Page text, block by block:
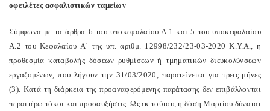
οφειλέτες ασφαλιστικών ταμείων
Σύμφωνα με τα άρθρα 6 του υποκεφαλαίου Α.1 και 5 του υποκεφαλαίου
Α.2 του Κεφαλαίου Α΄ της υπ. αριθμ. 12998/232/23-03-2020 Κ.Υ.Α., η
προθεσμία καταβολής δόσεων ρυθμίσεων ή τμηματικών διευκολύνσεων
εργαζομένων, που λήγουν την 31/03/2020, παρατείνεται για τρεις μήνες
(3). Κατά τη διάρκεια της προαναφερόμενης παράτασης δεν επιβάλλονται
περαιτέρω τόκοι και προσαυξήσεις. Ως εκ τούτου, η δόση Μαρτίου δύναται